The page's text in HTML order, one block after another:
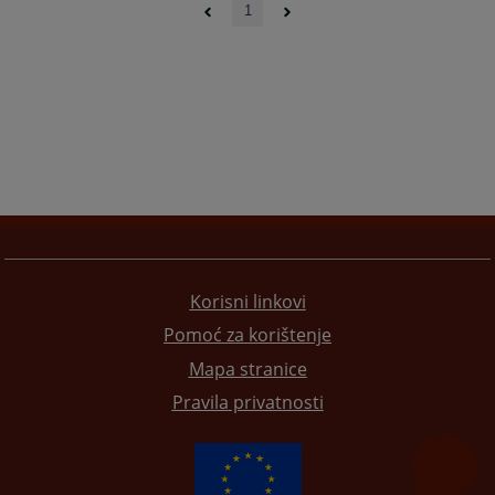
1
Korisni linkovi
Pomoć za korištenje
Mapa stranice
Pravila privatnosti